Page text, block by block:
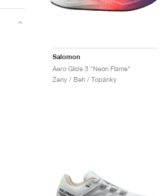
Salomon
Aero Glide 3 "Neon Flame"
Ženy / Beh / Topánky